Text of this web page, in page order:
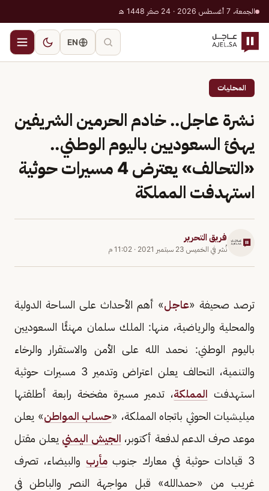
الجمعة، 7 أغسطس 2026 · 24 صفر 1448 هـ
EN
المحليات
نشرة عاجل.. خادم الحرمين الشريفين
يهنئ السعوديين باليوم الوطني..
«التحالف» يعترض 4 مسيرات حوثية
استهدفت المملكة
فريق التحرير
نُشر في الخميس 23 سبتمبر 2021 · 11:02 م
ترصد صحيفة «عاجل» أهم الأحداث على الساحة الدولية
والمحلية والرياضية، منها: الملك سلمان مهنئًا السعوديين
باليوم الوطني: نحمد الله على الأمن والاستقرار والرخاء
والتنمية، التحالف يعلن اعتراض وتدمير 3 مسيرات حوثية
استهدفت المملكة، تدمير مسيرة مفخخة رابعة أطلقتها
ميليشيات الحوثي باتجاه المملكة، «حساب المواطن» يعلن
موعد صرف الدعم لدفعة أكتوبر، الجيش اليمني يعلن مقتل
3 قيادات حوثية في معارك جنوب
مأرب والبيضاء، تصرف
غريب من «حمدالله» قبل مواجهة النصر والباطن في